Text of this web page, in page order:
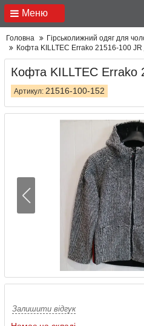
Меню
Головна Гірськолижний одяг для
Кофта KILLTEC Errako 21516-100 JR
Кофта KILLTEC Errako
Артикул: 21516-100-152
Залишити відгук